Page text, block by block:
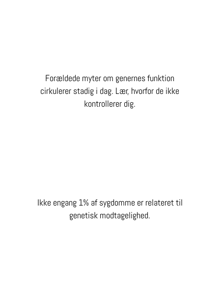
Forældede myter om genernes funktion
cirkulerer stadig i dag. Lær, hvorfor de ikke
kontrollerer dig.
Ikke engang 1% af sygdomme er relateret til
genetisk modtagelighed.